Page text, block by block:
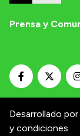
Prensa y
Desarrollado
y condiciones